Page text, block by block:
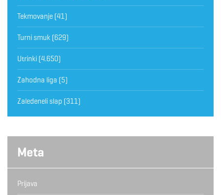
Tekmovanje (41)
Turni smuk (629)
Utrinki (4.650)
Zahodna liga (5)
Zaledeneli slap (311)
Meta
Prijava